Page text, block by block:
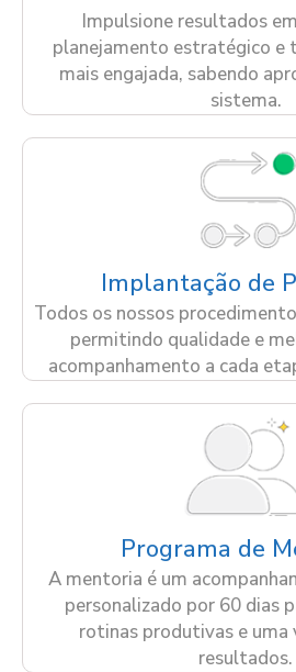
Impulsione resultados
planejamento estratégico e
mais engajada, sabendo
sistema.
Implantação de
Todos os nossos
permitindo qualidade e
acompanhamento a cada
Programa de
A mentoria é um
personalizado por 60 dias
rotinas produtivas e uma
resultados.